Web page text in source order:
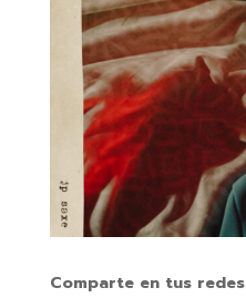
Comparte en tus redes